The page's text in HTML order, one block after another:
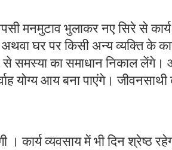
मनमुटाव भुलाकर नए सिरे से
अथवा घर पर किसी अन्य व्यक्ति के
से समस्या का समाधान निकाल लेंगे।
योग्य आय बना पाएंगे।
कार्य व्यवसाय में भी दिन श्रेष्ठ